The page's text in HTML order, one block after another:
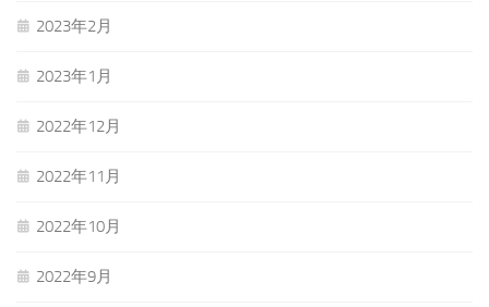
2023年2月
2023年1月
2022年12月
2022年11月
2022年10月
2022年9月